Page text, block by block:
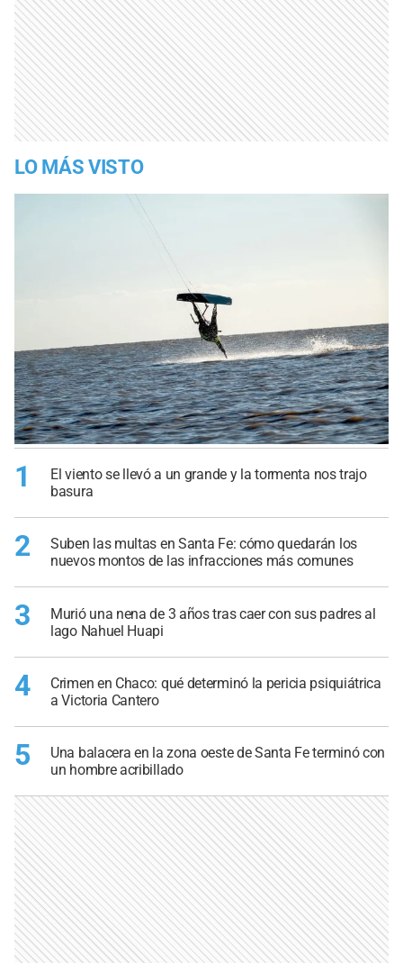
LO MÁS VISTO
1
El viento se llevó a un grande y la tormenta nos trajo
basura
2
Suben las multas en Santa Fe: cómo quedarán los
nuevos montos de las infracciones más comunes
3
Murió una nena de 3 años tras caer con sus padres al
lago Nahuel Huapi
4
Crimen en Chaco: qué determinó la pericia psiquiátrica
a Victoria Cantero
5
Una balacera en la zona oeste de Santa Fe terminó con
un hombre acribillado